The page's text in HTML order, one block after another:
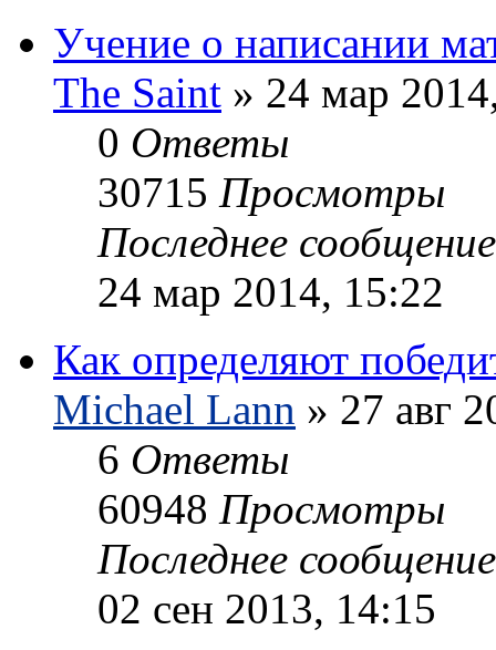
Учение о написании
The Saint » 24 мар
0 Ответы
30715 Просмотры
Последнее
24 мар 2014, 15:22
Как определяют
Michael Lann » 27 авг
6 Ответы
60948 Просмотры
Последнее
02 сен 2013, 14:15